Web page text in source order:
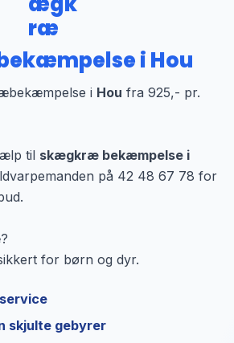
i Hou
i Hou fra 925,- pr.
til skægkræ bekæmpelse i
på 42 48 67 78 for
for børn og dyr.
skjulte gebyrer